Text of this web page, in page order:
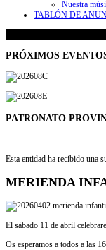
Nuestra
TABLÓN DE
PRÓXIMOS
PATRONATO
Esta entidad ha recibido una
MERIENDA
El sábado 11 de abril
Os esperamos a todos a las